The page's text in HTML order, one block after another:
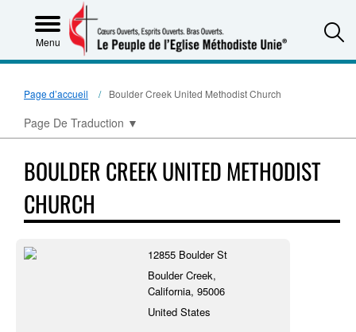
Menu
Page d’accueil Boulder Creek United Methodist Church
Page De Traduction ▼
BOULDER CREEK UNITED METHODIST
CHURCH
12855 Boulder St
Boulder Creek,
California, 95006
United States